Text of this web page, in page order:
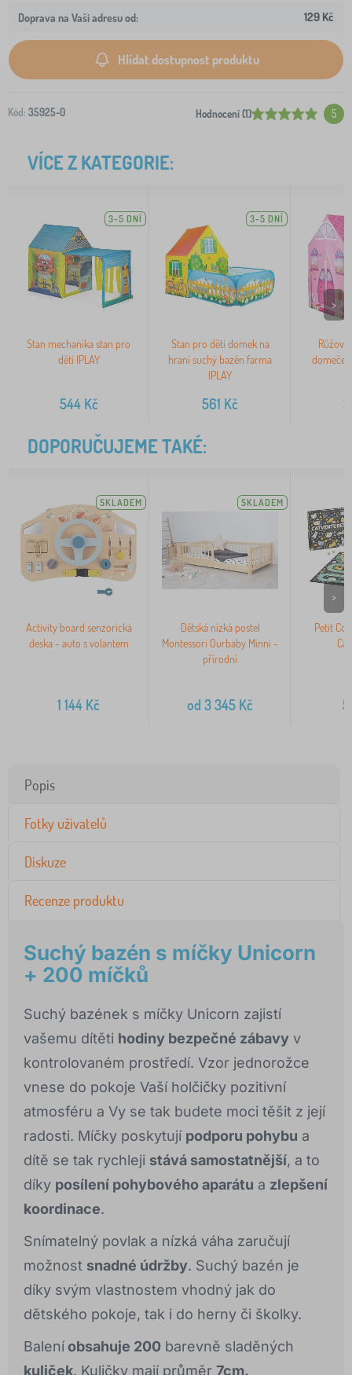
Doprava na Vaši adresu od: 129 Kč
Hlídat dostupnost produktu
Kód: 35925-0 Hodnocení (1) 5
VÍCE Z KATEGORIE:
3-5 DNÍ
Stan mechanika stan pro
děti IPLAY
544Kč
3-5 DNÍ
Stan pro děti domek na
hraní suchý bazén farma
IPLAY
561 Kč
>
DOPORUČUJEME TAKÉ:
SKLADEM
Activity board senzorická
deska - auto s volantem
1 144 Kč
SKLADEM
Dětská nízká postel
Montessori Ourbaby Minni -
přírodní
od 3 345 Kč
Petit
>
Popis
Fotky uživatelů
Diskuze
Recenze produktu
Suchý bazén s míčky Unicorn
+ 200 míčků
Suchý bazének s míčky Unicorn zajistí
vašemu dítěti hodiny bezpečné zábavy v
kontrolovaném prostředí. Vzor jednorožce
vnese do pokoje Vaší holčičky pozitivní
atmosféru a Vy se tak budete moci těšit z její
radosti. Míčky poskytují podporu pohybu a
dítě se tak rychleji stává samostatnější, a to
díky posílení pohybového aparátu a zlepšení
koordinace.
Snímatelný povlak a nízká váha zaručují
možnost snadné údržby. Suchý bazén je
díky svým vlastnostem vhodný jak do
dětského pokoje, tak i do herny či školky.
Baleníobsahuje 200 barevně sladěných
kuliček. Kuličky mají průměr 7cm.